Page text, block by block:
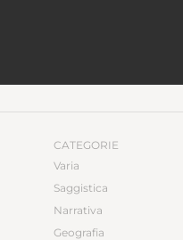
CATEGORIE
Varia
Saggistica
Narrativa
Geografia